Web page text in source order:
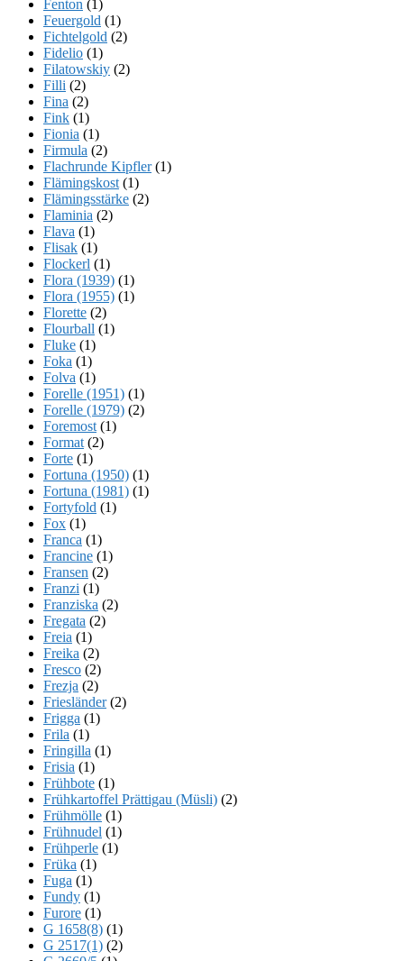
Fenton (1)
Feuergold (1)
Fichtelgold (2)
Fidelio (1)
Filatowskiy (2)
Filli (2)
Fina (2)
Fink (1)
Fionia (1)
Firmula (2)
Flachrunde Kipfler(1)
Flämingskost (1)
Flämingsstärke (2)
Flaminia (2)
Flava (1)
Flisak (1)
Flockerl (1)
Flora (1939) (1)
Flora (1955) (1)
Florette (2)
Flourball (1)
Fluke (1)
Foka (1)
Folva (1)
Forelle (1951) (1)
Forelle (1979) (2)
Foremost (1)
Format (2)
Forte (1)
Fortuna (1950) (1)
Fortuna (1981) (1)
Fortyfold (1)
Fox (1)
Franca (1)
Francine (1)
Fransen (2)
Franzi (1)
Franziska (2)
Fregata (2)
Freia (1)
Freika (2)
Fresco (2)
Frezja (2)
Friesländer(2)
Frigga (1)
Frila (1)
Fringilla (1)
Frisia (1)
Frühbote (1)
Frühkartoffel Prättigau (Müsli) (2)
Frühmölle (1)
Frühnudel (1)
Frühperle (1)
Früka (1)
Fuga (1)
Fundy (1)
Furore (1)
G 1658(8) (1)
G 2517(1) (2)